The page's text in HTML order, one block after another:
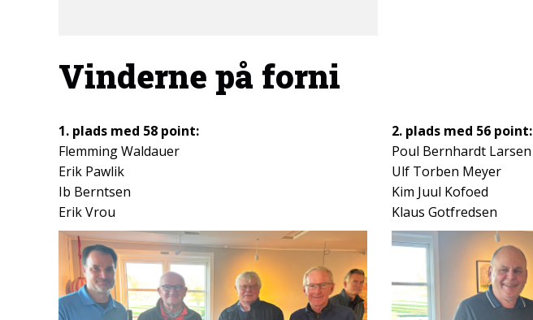
Vinderne på forni
1. plads med 58 point:
Flemming Waldauer
Erik Pawlik
Ib Berntsen
Erik Vrou
2. plads med 56 point:
Poul Bernhardt Larsen
Ulf Torben Meyer
Kim Juul Kofoed
Klaus Gotfredsen